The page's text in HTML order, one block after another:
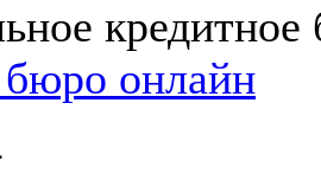
бюро онлайн